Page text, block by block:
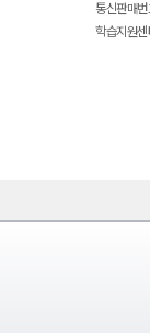
통신판매
학습지원